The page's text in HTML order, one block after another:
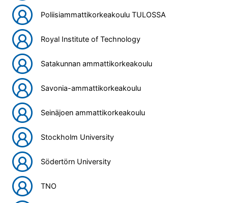
Poliisiammattikorkeakoulu TULOSSA
Royal Institute of Technology
Satakunnan ammattikorkeakoulu
Savonia-ammattikorkeakoulu
Seinäjoen ammattikorkeakoulu
Stockholm University
Södertörn University
TNO